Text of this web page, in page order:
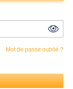
Mot de passe oublié ?